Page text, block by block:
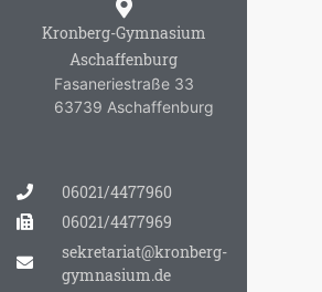
Kronberg-Gymnasium
Aschaffenburg
Fasaneriestraße 33
63739 Aschaffenburg
06021/4477960
06021/4477969
sekretariat@kronberg-
gymnasium.de